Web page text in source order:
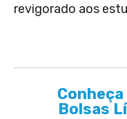
revigorado aos
Bolsas